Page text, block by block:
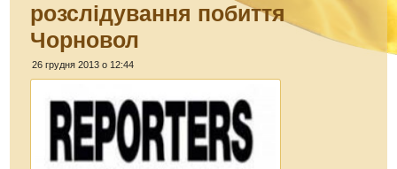
розслідування побиття
Чорновол
26 грудня 2013 о 12:44